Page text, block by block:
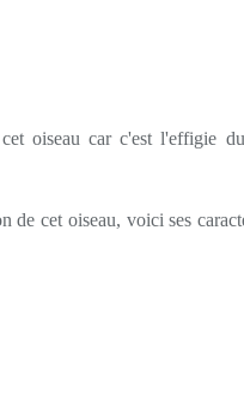
oiseau car c'est l'effigie
cet oiseau, voici ses